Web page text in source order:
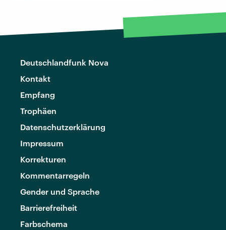
Deutschlandfunk Nova
Kontakt
Empfang
Trophäen
Datenschutzerklärung
Impressum
Korrekturen
Kommentarregeln
Gender und Sprache
Barrierefreiheit
Farbschema